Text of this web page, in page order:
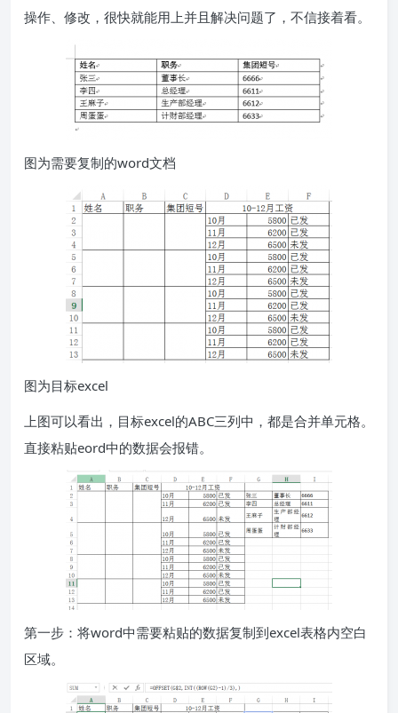
操作、修改，很快就能用上并且解决问题了，不信接着看。
图为需要复制的word文档
图为目标excel
上图可以看出，目标excel的ABC三列中，都是合并单元格。
直接粘贴eord中的数据会报错。
第一步：将word中需要粘贴的数据复制到excel表格内空白
区域。